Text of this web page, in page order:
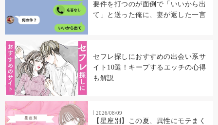
要件を打つのが面倒で「いいから出
て」と送った俺に、妻が返した一言
セフレ探しにおすすめの出会い系サ
イト10選！キープするエッチの心得
も解説
2026/08/09
【星座別】この夏、異性にモテまく